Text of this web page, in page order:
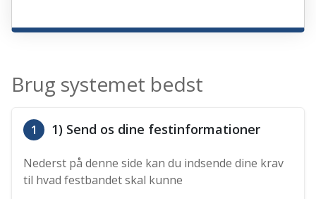
Brug systemet bedst
1 1) Send os dine festinformationer
Nederst på denne side kan du indsende dine krav
til hvad festbandet skal kunne